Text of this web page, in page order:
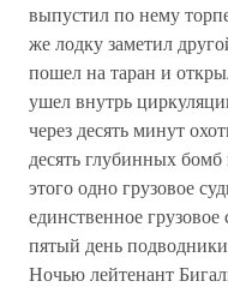
выпустил по нему
же лодку заметил
пошел на таран и
ушел внутрь
через десять минут
десять глубинных
этого одно грузовое
единственное
пятый день
Ночью лейтенант